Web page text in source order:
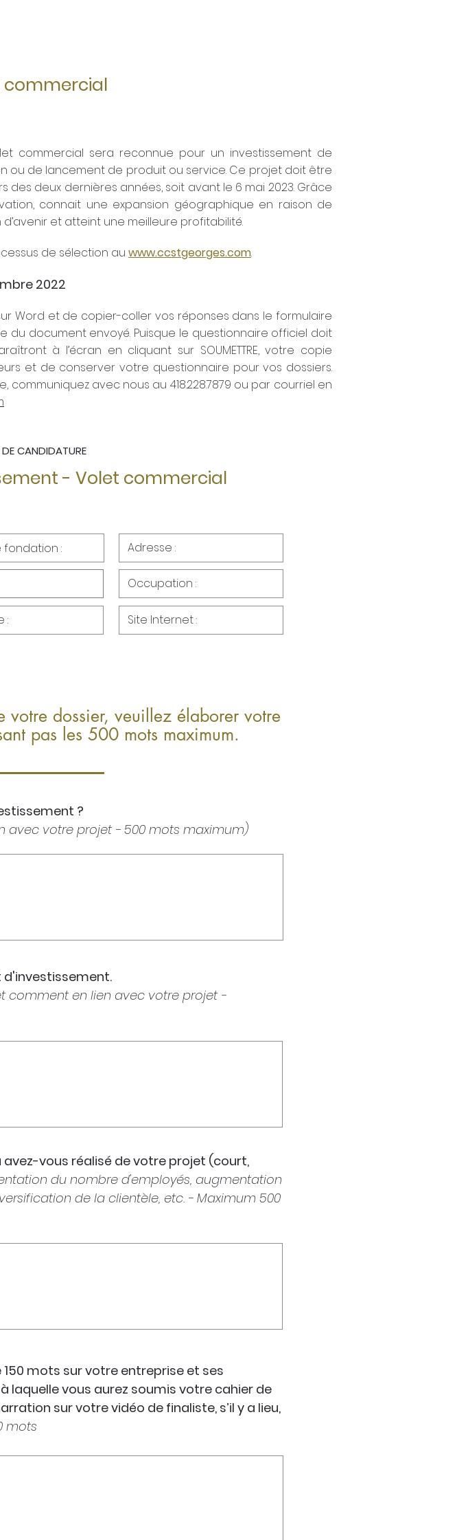
commercial
commercial sera reconnue pour un investissement de
ou de lancement de produit ou service. Ce projet doit être
deux dernières années, soit avant le 6 mai 2023. Grâce
connait une expansion géographique en raison de
et atteint une meilleure profitabilité.
de sélection au www.ccstgeorges.com.
2022
Word et de copier-coller vos réponses dans le formulaire
document envoyé. Puisque le questionnaire officiel doit
à l’écran en cliquant sur SOUMETTRE, votre copie
et de conserver votre questionnaire pour vos dossiers.
avec nous au 418.228.7879 ou par courriel en
DE CANDIDATURE
- Volet commercial
votre dossier, veuillez élaborer votre
pas les 500 mots maximum.
?
avec votre projet - 500 mots maximum)
d'investissement.
comment en lien avec votre projet -
vous réalisé de votre projet (court,
du nombre d'employés, augmentation
de la clientèle, etc. - Maximum 500
150 mots sur votre entreprise et ses
laquelle vous aurez soumis votre cahier de
sur votre vidéo de finaliste, s’il y a lieu,
mots